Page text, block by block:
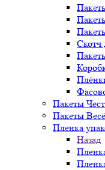
Скотч
Пакеты
Пакеты
Пленка
Назад